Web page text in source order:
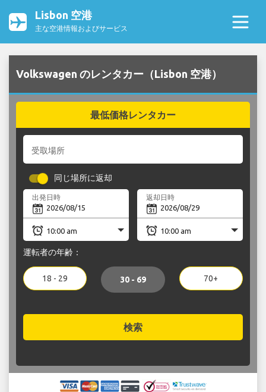
Lisbon 空港
主な空港情報およびサービス
Volkswagen のレンタカー（Lisbon 空港）
最低価格レンタカー
受取場所
同じ場所に返却
出発日時 返却日時
運転者の年齢：
18 - 29 30 - 69 70+
検索